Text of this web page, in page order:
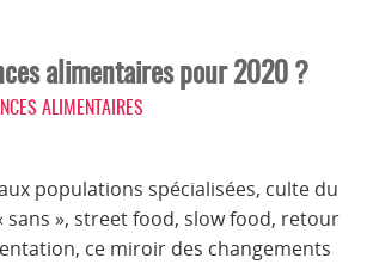
alimentaires pour 2020 ?
ALIMENTAIRES
populations spécialisées, culte du
sans », street food, slow food, retour
ce miroir des changements